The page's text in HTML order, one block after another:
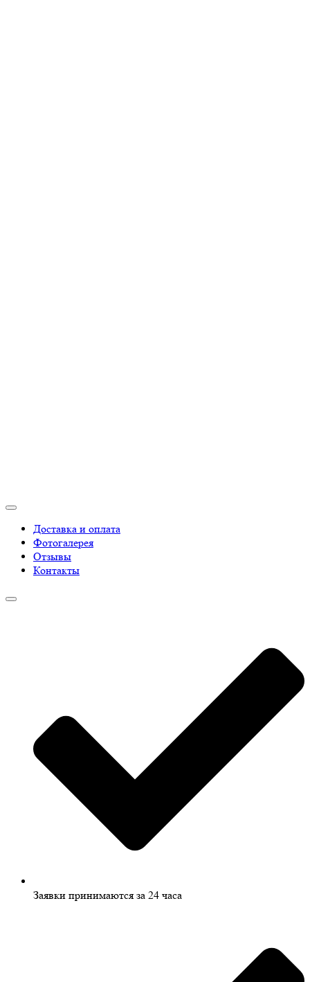
Доставка и оплата
Фотогалерея
Отзывы
Контакты
Заявки принимаются за 24 часа